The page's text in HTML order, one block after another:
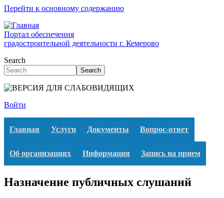
Перейти к основному содержанию
Портал обеспечения
градостроительной деятельности г. Кемерово
Search
Search
Войти
Главная Услуги Документы Вопрос-ответ
Об организациях Информация Запись на прием
Назначение публичных слушаний